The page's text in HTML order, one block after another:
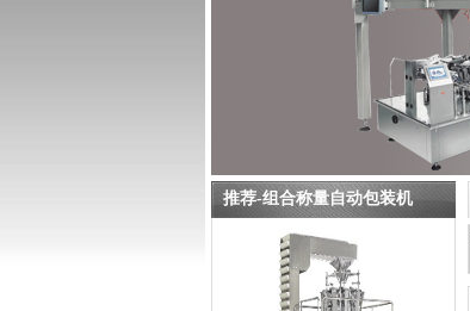
推荐-组合称量自动包装机